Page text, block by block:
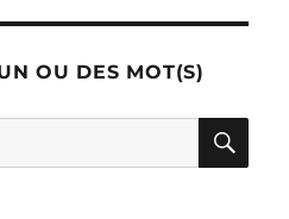
OU DES MOT(S)